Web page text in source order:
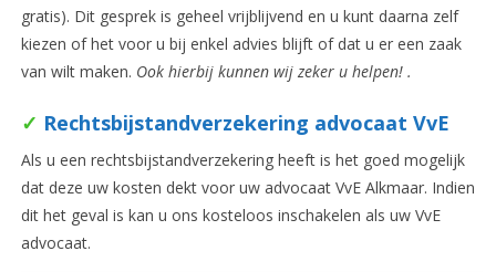
gratis). Dit gesprek is geheel vrijblijvend en u kunt daarna zelf
kiezen of het voor u bij enkel advies blijft of dat u er een zaak
van wilt maken. Ook hierbij kunnen wij zeker u helpen! .
✓ Rechtsbijstandverzekering advocaat VvE
Als u een rechtsbijstandverzekering heeft is het goed mogelijk
dat deze uw kosten dekt voor uw advocaat VvE Alkmaar. Indien
dit het geval is kan u ons kosteloos inschakelen als uw VvE
advocaat.